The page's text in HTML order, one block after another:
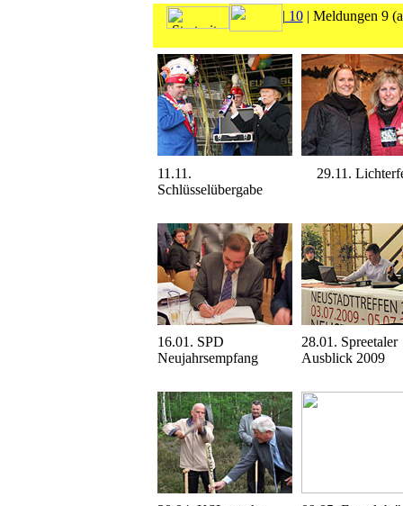
| 10| Meldungen 9
11.11.
Schlüsselübergabe
29.11.
16.01. SPD
Neujahrsempfang
28.01. Spreetaler
Ausblick 2009